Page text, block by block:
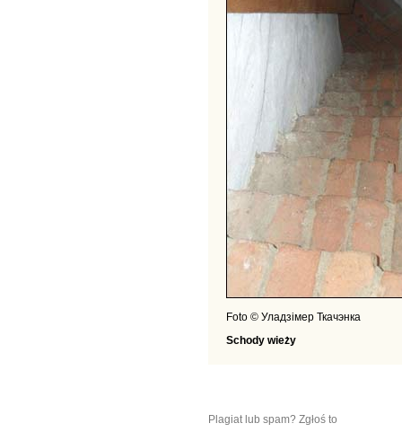
Foto © Уладзімер Ткачэнка
Schody wieży
Plagiat lub spam? Zgłoś to